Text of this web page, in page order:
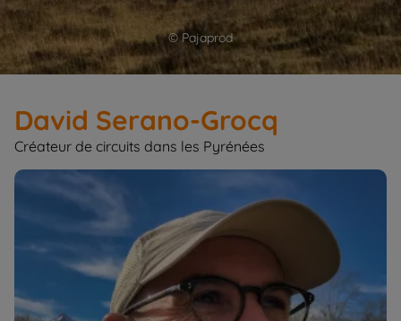
© Pajaprod
David Serano-Grocq
Créateur de circuits dans les Pyrénées